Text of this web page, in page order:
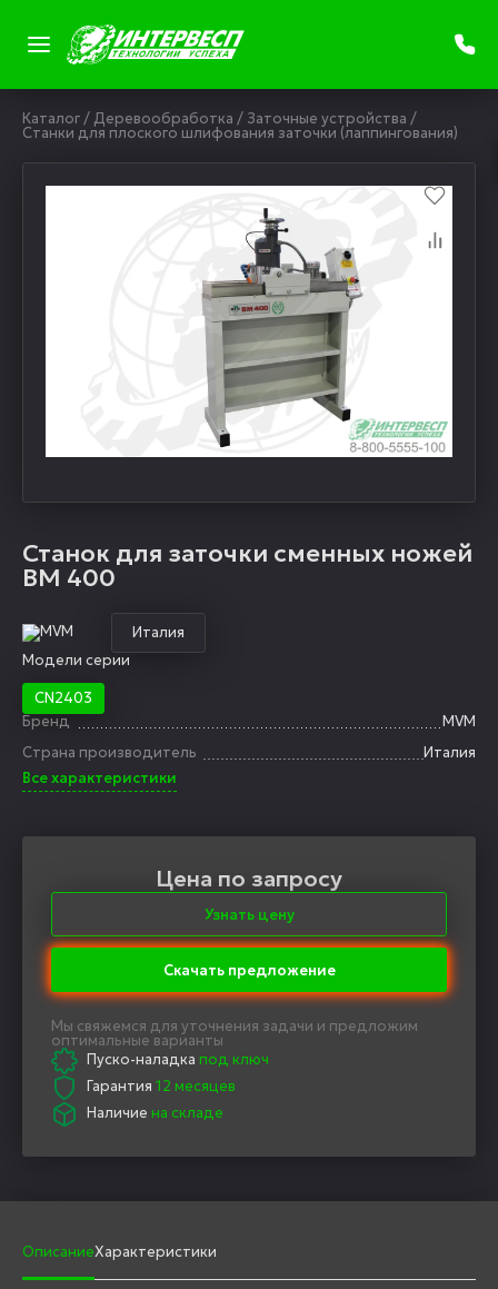
Каталог/ Деревообработка / Заточные устройства /
Станки для плоского шлифования заточки (лаппингования)
Станок для заточки сменных ножей
BM 400
Италия
Модели серии
CN2403
Бренд
MVM
Страна производитель
Италия
Все характеристики
Цена по запросу
Узнать цену
Скачать предложение
Мы свяжемся для уточнения задачи и предложим
оптимальные варианты
Пуско-наладка под ключ
Гарантия 12 месяцев
Наличие на складе
ОписаниеХарактеристики